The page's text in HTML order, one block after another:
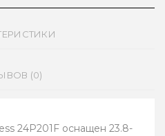
(0)
24P201F оснащен 23.8-